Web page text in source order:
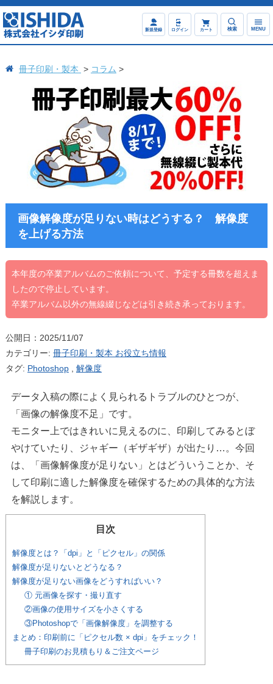
新規登録 ログイン カート 検索 MENU
冊子印刷・製本 コラム
画像解像度が足りない時はどうする？ 解像度
を上げる方法
本年度の卒業アルバムのご依頼について、予定する冊数を超えま
したので停止しています。
卒業アルバム以外の無線綴じなどは引き続き承っております。
公開日：2025/11/07
カテゴリー: 冊子印刷・製本 お役立ち情報
タグ: Photoshop, 解像度
データ入稿の際によく見られるトラブルのひとつが、
「画像の解像度不足」です。
モニター上ではきれいに見えるのに、印刷してみるとぼ
やけていたり、ジャギー（ギザギザ）が出たり…。今回
は、「画像解像度が足りない」とはどういうことか、そ
して印刷に適した解像度を確保するための具体的な方法
を解説します。
目次
解像度とは？「dpi」と「ピクセル」の関係
解像度が足りないとどうなる？
解像度が足りない画像をどうすればいい？
① 元画像を探す・撮り直す
②画像の使用サイズを小さくする
③Photoshopで「画像解像度」を調整する
まとめ：印刷前に「ピクセル数 × dpi」をチェック！
冊子印刷のお見積もり＆ご注文ページ